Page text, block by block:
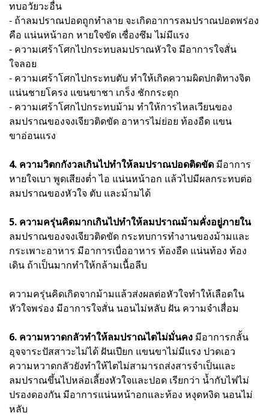
ทบอวัยวะอื่น
- ถ้าลมปราณปอดถูกทำลาย จะเกิดอาการลมปราณปอดพร่อง
คือ แน่นหน้าอก หายใจขัด เซื่องซึม ไม่มีแรง
- ความเศร้าโศกไปกระทบลมปราณหัวใจ มีอาการใจสั่น
ใจลอย
- ความเศร้าโศกไปกระทบตับ ทำให้เกิดความผิดปกติทางจิต
แน่นชายโครง แขนขาชา เกร็ง ชักกระตุก
- ความเศร้าโศกไปกระทบม้าม ทำให้การไหลเวียนของ
ลมปราณของจงเจียวติดขัด อาหารไม่ย่อย ท้องอืด แขน
ขาอ่อนแรง
4. ความวิตกกังวลเกินไปทำให้ลมปราณปอดติดขัด มีอาการ
หายใจเบา พูดเสียงต่ำ ไอ แน่นหน้าอก แล้วไปมีผลกระทบต่อ
ลมปราณของหัวใจ ตับ และม้ามได้
5. ความครุ่นคิดมากเกินไปทำให้ลมปราณม้ามคั่งอยู่ภายใน
ลมปราณของจงเจียวติดขัด กระทบการทำงานของม้ามและ
กระเพาะอาหาร มีอาการเบื่ออาหาร ท้องอืด แน่นท้อง ท้อง
เดิน ถ้าเป็นมากทำให้กล้ามเนื้อลีบ
ความครุ่นคิดเกิดจากม้ามแล้วส่งผลต่อหัวใจทำให้เลือดใน
หัวใจพร่อง มีอาการใจสั่น นอนไม่หลับ ฝัน ความจำเสื่อม
6. ความหวาดกลัวทำให้ลมปราณไตไม่มั่นคง มีอาการกลั้น
อุจจาระปัสสาวะไม่ได้ ฝันเปียก แขนขาไม่มีแรง ปวดเอว
ความหวาดกลัวยังทำให้ไตไม่สามารถส่งสารจำเป็นและ
ลมปราณขึ้นไปหล่อเลี้ยงหัวใจและปอด เรียกว่า น้ำกับไฟไม่
ปรองดองกัน มีอาการแน่นหน้าอกและท้อง หงุดหงิด นอนไม่
หลับ